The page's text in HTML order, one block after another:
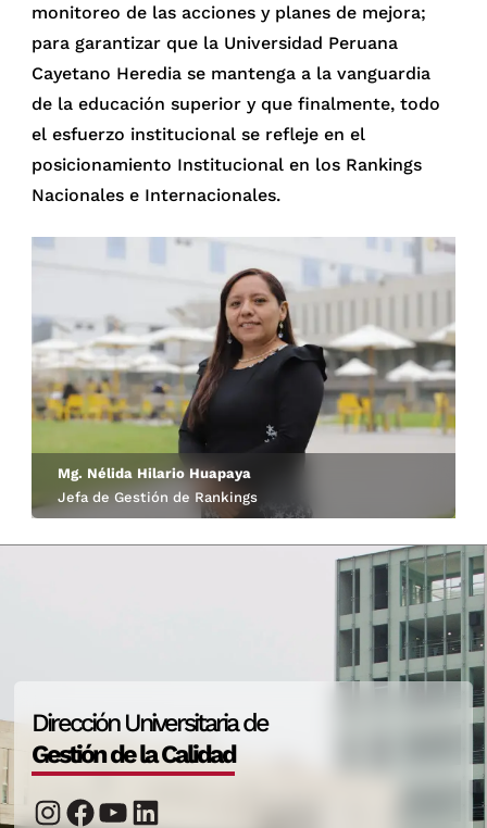
monitoreo de las acciones y planes de mejora;
para garantizar que la Universidad Peruana
Cayetano Heredia se mantenga a la vanguardia
de la educación superior y que finalmente, todo
el esfuerzo institucional se refleje en el
posicionamiento Institucional en los Rankings
Nacionales e Internacionales.
Mg. Nélida Hilario Huapaya
Jefa de Gestión de Rankings
Dirección Universitaria de
Gestión de la Calidad
Instagram
Facebook
YouTube
LinkedIn